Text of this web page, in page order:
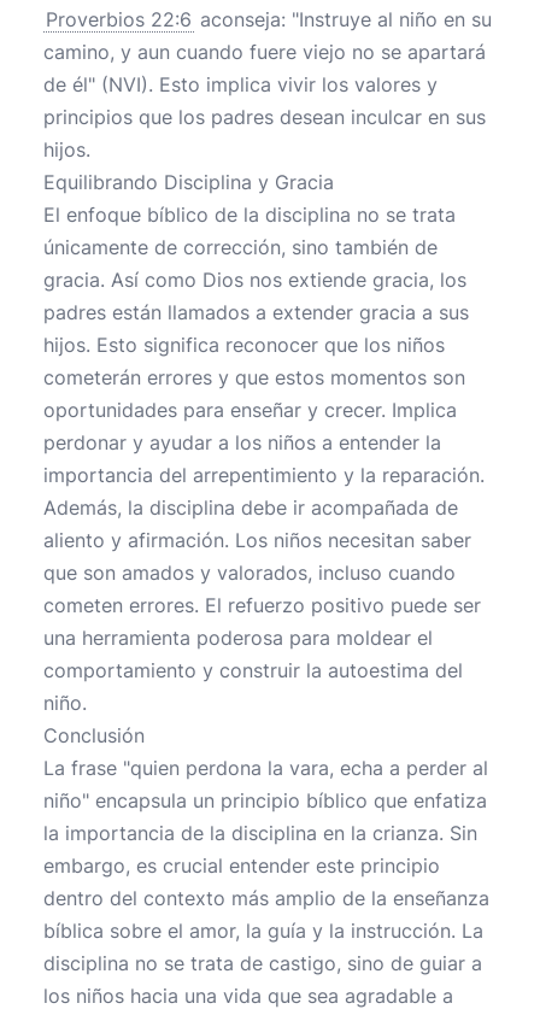
Proverbios 22:6 aconseja: "Instruye al niño en su
camino, y aun cuando fuere viejo no se apartará
de él" (NVI). Esto implica vivir los valores y
principios que los padres desean inculcar en sus
hijos.
Equilibrando Disciplina y Gracia
El enfoque bíblico de la disciplina no se trata
únicamente de corrección, sino también de
gracia. Así como Dios nos extiende gracia, los
padres están llamados a extender gracia a sus
hijos. Esto significa reconocer que los niños
cometerán errores y que estos momentos son
oportunidades para enseñar y crecer. Implica
perdonar y ayudar a los niños a entender la
importancia del arrepentimiento y la reparación.
Además, la disciplina debe ir acompañada de
aliento y afirmación. Los niños necesitan saber
que son amados y valorados, incluso cuando
cometen errores. El refuerzo positivo puede ser
una herramienta poderosa para moldear el
comportamiento y construir la autoestima del
niño.
Conclusión
La frase "quien perdona la vara, echa a perder al
niño" encapsula un principio bíblico que enfatiza
la importancia de la disciplina en la crianza. Sin
embargo, es crucial entender este principio
dentro del contexto más amplio de la enseñanza
bíblica sobre el amor, la guía y la instrucción. La
disciplina no se trata de castigo, sino de guiar a
los niños hacia una vida que sea agradable a